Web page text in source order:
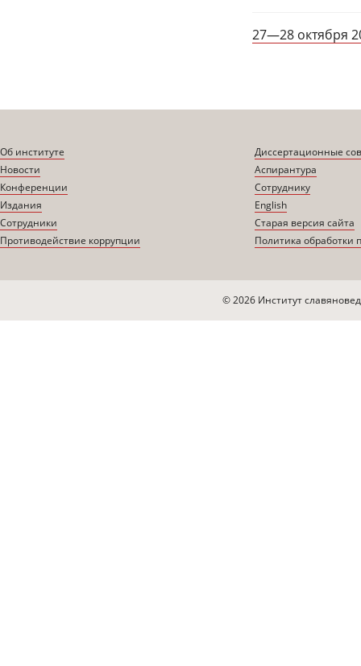
27—28 октября
Об институте
Новости
Конференции
Издания
Сотрудники
Противодействие коррупции
Диссертационные
Аспирантура
Сотруднику
English
Старая версия сайта
Политика обработки
© 2026 Институт